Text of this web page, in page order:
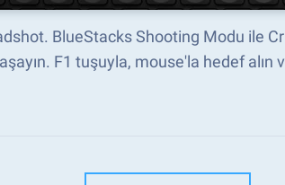
BlueStacks Shooting Modu ile
F1 tuşuyla, mouse'la hedef alın